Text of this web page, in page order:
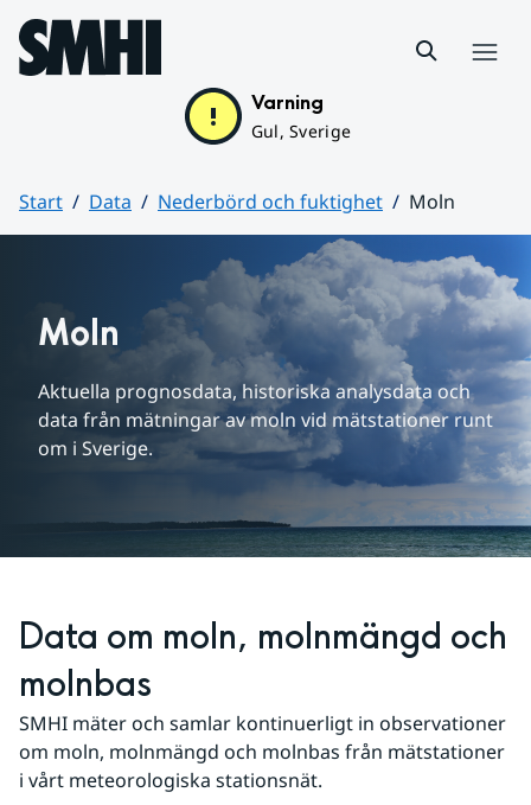
Hoppa till sidans innehåll
Varning
Gul, Sverige
Start Data Nederbörd och fuktighet
Moln
Moln
Aktuella prognosdata, historiska analysdata och
data från mätningar av moln vid mätstationer runt
om i Sverige.
Data om moln, molnmängd och
molnbas
SMHI mäter och samlar kontinuerligt in observationer
om moln, molnmängd och molnbas från mätstationer
i vårt meteorologiska stationsnät.